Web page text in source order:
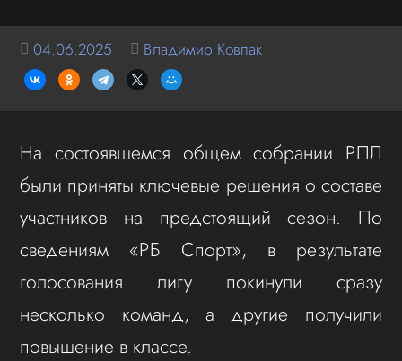
04.06.2025 Владимир Ковпак
На состоявшемся общем собрании РПЛ
были приняты ключевые решения о составе
участников на предстоящий сезон. По
сведениям «РБ Спорт», в результате
голосования лигу покинули сразу
несколько команд, а другие получили
повышение в классе.